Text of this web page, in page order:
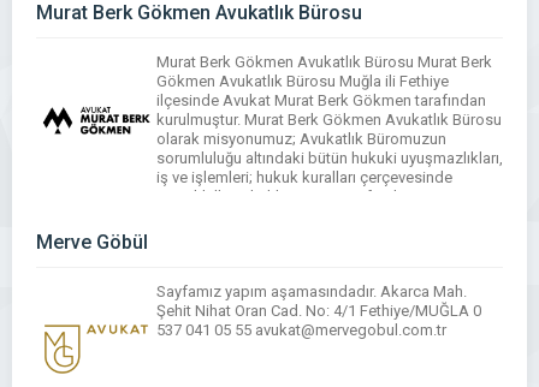
Murat Berk Gökmen Avukatlık Bürosu
Murat Berk Gökmen Avukatlık Bürosu Murat Berk
Gökmen Avukatlık Bürosu Muğla ili Fethiye
ilçesinde Avukat Murat Berk Gökmen tarafından
kurulmuştur. Murat Berk Gökmen Avukatlık Bürosu
olarak misyonumuz; Avukatlık Büromuzun
sorumluluğu altındaki bütün hukuki uyuşmazlıkları,
iş ve işlemleri; hukuk kuralları çerçevesinde
müvekkillerin haklarına ve menfaatlerine en uygun
Merve Göbül
Sayfamız yapım aşamasındadır. Akarca Mah.
Şehit Nihat Oran Cad. No: 4/1 Fethiye/MUĞLA 0
537 041 05 55 avukat@mervegobul.com.tr